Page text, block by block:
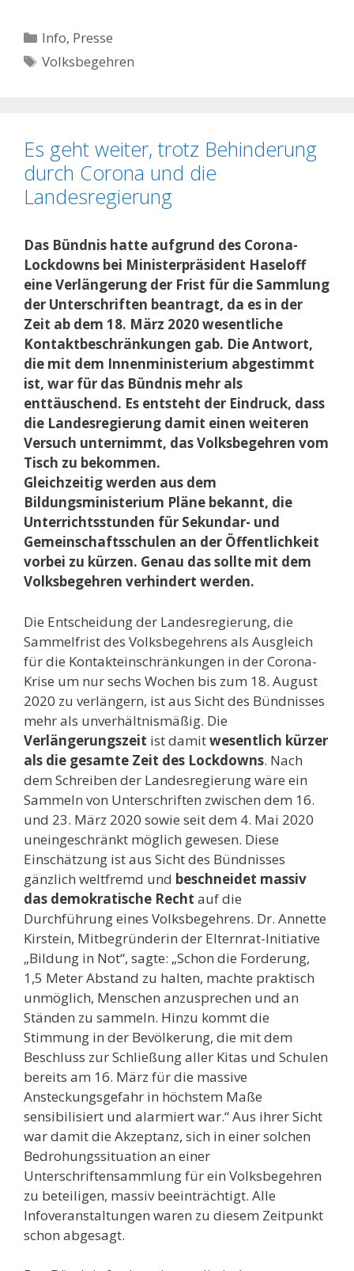
Kategorien
Info, Presse
Schlagwörter
Volksbegehren
Es geht weiter, trotz Behinderung
durch Corona und die
Landesregierung
Das Bündnis hatte aufgrund des Corona-
Lockdowns bei Ministerpräsident Haseloff
eine Verlängerung der Frist für die Sammlung
der Unterschriften beantragt, da es in der
Zeit ab dem 18. März 2020 wesentliche
Kontaktbeschränkungen gab. Die Antwort,
die mit dem Innenministerium abgestimmt
ist, war für das Bündnis mehr als
enttäuschend. Es entsteht der Eindruck, dass
die Landesregierung damit einen weiteren
Versuch unternimmt, das Volksbegehren vom
Tisch zu bekommen.
Gleichzeitig werden aus dem
Bildungsministerium Pläne bekannt, die
Unterrichtsstunden für Sekundar- und
Gemeinschaftsschulen an der Öffentlichkeit
vorbei zu kürzen. Genau das sollte mit dem
Volksbegehren verhindert werden.
Die Entscheidung der Landesregierung, die
Sammelfrist des Volksbegehrens als Ausgleich
für die Kontakteinschränkungen in der Corona-
Krise um nur sechs Wochen bis zum 18. August
2020 zu verlängern, ist aus Sicht des Bündnisses
mehr als unverhältnismäßig. Die
Verlängerungszeit ist damitwesentlich kürzer
als die gesamte Zeit des Lockdowns. Nach
dem Schreiben der Landesregierung wäre ein
Sammeln von Unterschriften zwischen dem 16.
und 23. März 2020 sowie seit dem 4. Mai 2020
uneingeschränkt möglich gewesen. Diese
Einschätzung ist aus Sicht des Bündnisses
gänzlich weltfremd und beschneidet massiv
das demokratische Recht auf die
Durchführung eines Volksbegehrens. Dr. Annette
Kirstein, Mitbegründerin der Elternrat-Initiative
„Bildung in Not“, sagte: „Schon die Forderung,
1,5 Meter Abstand zu halten, machte praktisch
unmöglich, Menschen anzusprechen und an
Ständen zu sammeln. Hinzu kommt die
Stimmung in der Bevölkerung, die mit dem
Beschluss zur Schließung aller Kitas und Schulen
bereits am 16. März für die massive
Ansteckungsgefahr in höchstem Maße
sensibilisiert und alarmiert war.“ Aus ihrer Sicht
war damit die Akzeptanz, sich in einer solchen
Bedrohungssituation an einer
Unterschriftensammlung für ein Volksbegehren
zu beteiligen, massiv beeinträchtigt. Alle
Infoveranstaltungen waren zu diesem Zeitpunkt
schon abgesagt.